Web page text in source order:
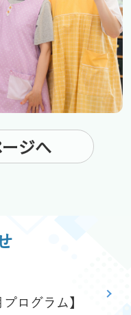
ジへ
ログラム】